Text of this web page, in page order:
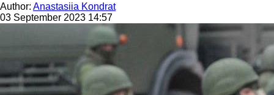
Author: Anastasiia Kondrat
03 September 2023 14:57